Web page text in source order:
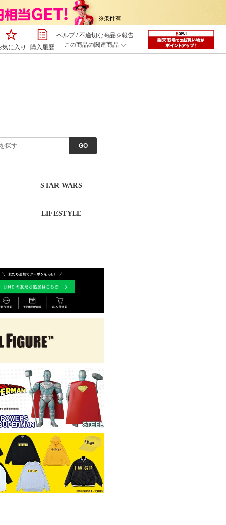
気に入り 購入履歴
ヘルプ/不適切な商品を報告
この商品の関連商品
STAR WARS
LIFESTYLE